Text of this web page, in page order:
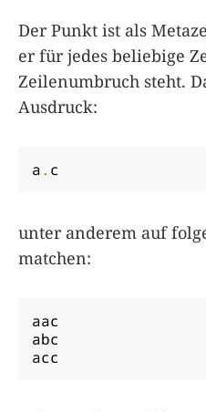
Der Punkt ist als
er für jedes beliebige
Zeilenumbruch steht.
Ausdruck:
a. c
unter anderem auf
matchen:
aac
abc
acc